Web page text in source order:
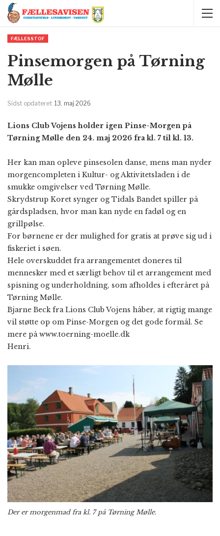
FÆLLESSTOF
Pinsemorgen på Tørning
Mølle
Sidst opdateret 13. maj 2026
Lions Club Vojens holder igen Pinse-Morgen på
Tørning Mølle den 24. maj 2026 fra kl. 7 til kl. 13.
Her kan man opleve pinsesolen danse, mens man nyder
morgencompleten i Kultur- og Aktivitetsladen i de
smukke omgivelser ved Tørning Mølle.
Skrydstrup Koret synger og Tidals Bandet spiller på
gårdspladsen, hvor man kan nyde en fadøl og en
grillpølse.
For børnene er der mulighed for gratis at prøve sig ud i
fiskeriet i søen.
Hele overskuddet fra arrangementet doneres til
mennesker med et særligt behov til et arrangement med
spisning og underholdning, som afholdes i efteråret på
Tørning Mølle.
Bjarne Beck fra Lions Club Vojens håber, at rigtig mange
vil støtte op om Pinse-Morgen og det gode formål. Se
mere på www.toerning-moelle.dk
Henri.
Der er morgenmad fra kl. 7 på Tørning Mølle.